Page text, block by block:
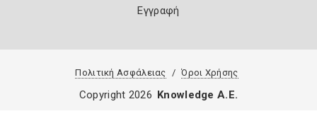
Εγγραφή
Πολιτική Ασφάλειας Όροι Χρήσης
Copyright 2026 Knowledge A.E.